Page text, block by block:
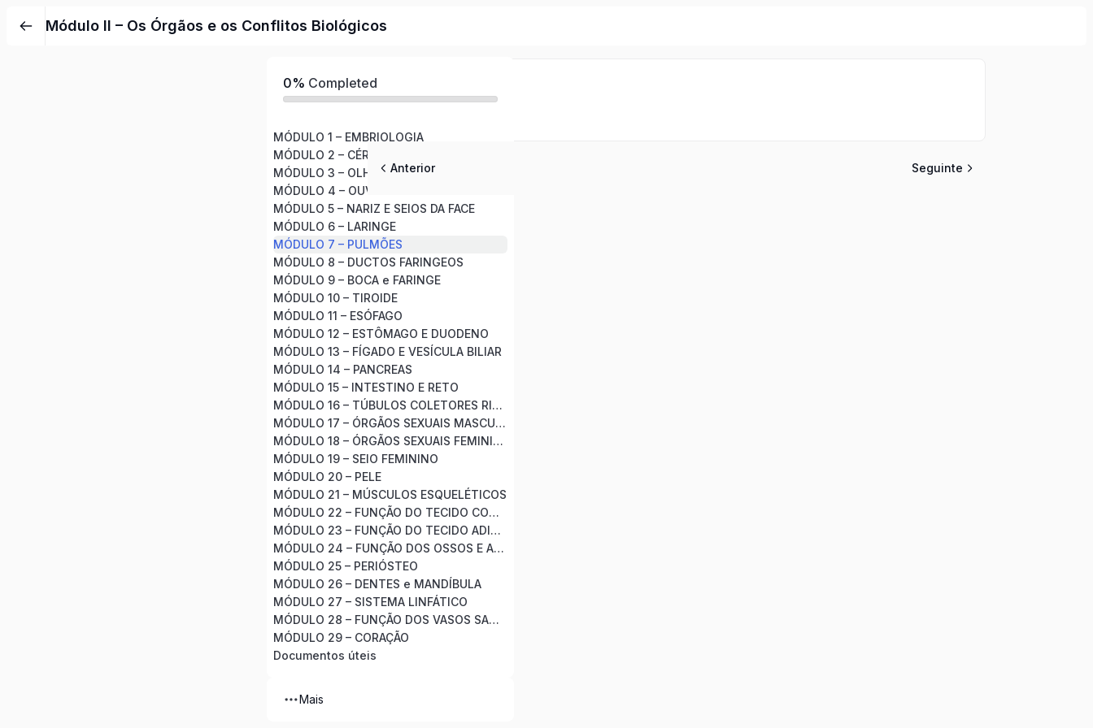
Módulo II – Os Órgãos e os Conflitos Biológicos
0% Completed
MÓDULO 1 – EMBRIOLOGIA
MÓDULO 2 – CÉREBRO
MÓDULO 3 – OLHOS
MÓDULO 4 – OUVIDOS
MÓDULO 5 – NARIZ E SEIOS DA FACE
MÓDULO 6 – LARINGE
MÓDULO 7 – PULMÕES
MÓDULO 8 – DUCTOS FARINGEOS
MÓDULO 9 – BOCA e FARINGE
MÓDULO 10 – TIROIDE
MÓDULO 11 – ESÓFAGO
MÓDULO 12 – ESTÔMAGO E DUODENO
MÓDULO 13 – FÍGADO E VESÍCULA BILIAR
MÓDULO 14 – PANCREAS
MÓDULO 15 – INTESTINO E RETO
MÓDULO 16 – TÚBULOS COLETORES RINS
MÓDULO 17 – ÓRGÃOS SEXUAIS MASCULINOS
MÓDULO 18 – ÓRGÃOS SEXUAIS FEMININOS
MÓDULO 19 – SEIO FEMININO
MÓDULO 20 – PELE
MÓDULO 21 – MÚSCULOS ESQUELÉTICOS
MÓDULO 22 – FUNÇÃO DO TECIDO CONJUNTIVO
MÓDULO 23 – FUNÇÃO DO TECIDO ADIPOSO
MÓDULO 24 – FUNÇÃO DOS OSSOS E ARTICULAÇÕES
MÓDULO 25 – PERIÓSTEO
MÓDULO 26 – DENTES e MANDÍBULA
MÓDULO 27 – SISTEMA LINFÁTICO
MÓDULO 28 – FUNÇÃO DOS VASOS SANGUÍNEOS
MÓDULO 29 – CORAÇÃO
Documentos úteis
Mais
Anterior Seguinte